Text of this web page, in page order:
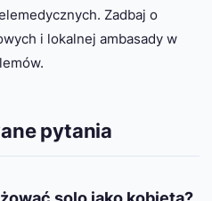
Zadbaj o
i lokalnej ambasady w
pytania